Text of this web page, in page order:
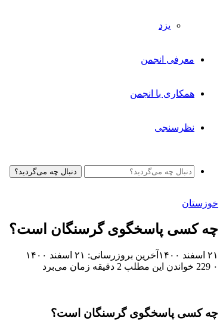
یزد
معرفی انجمن
همکاری با انجمن
نظرسنجی
دنبال چه می‌گردید؟
خوزستان
چه کسی پاسخگوی گرسنگان است؟
۲۱ اسفند ۱۴۰۰
آخرین بروزرسانی: ۲۱ اسفند ۱۴۰۰
۰
خواندن این مطلب 2 دقیقه زمان می‌برد
چه کسی پاسخگوی گرسنگان است؟